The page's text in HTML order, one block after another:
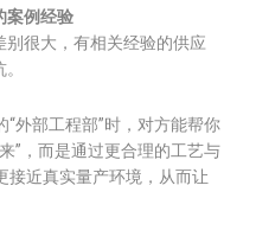
案例经验
很大，有相关经验的供应
外部工程部”时，对方能帮你
”，而是通过更合理的工艺与
接近真实量产环境，从而让